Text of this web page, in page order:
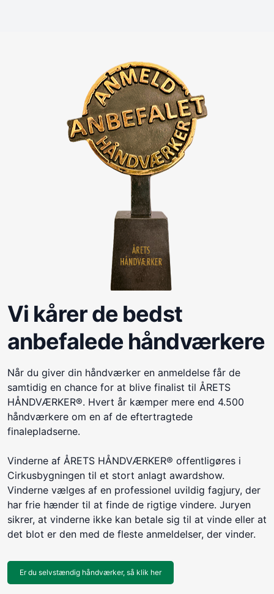
Vi kårer de bedst
anbefalede håndværkere
Når du giver din håndværker en anmeldelse får de
samtidig en chance for at blive finalist til ÅRETS
HÅNDVÆRKER®. Hvert år kæmper mere end 4.500
håndværkere om en af de eftertragtede
finalepladserne.
Vinderne af ÅRETS HÅNDVÆRKER® offentligøres i
Cirkusbygningen til et stort anlagt awardshow.
Vinderne vælges af en professionel uvildig fagjury, der
har frie hænder til at finde de rigtige vindere. Juryen
sikrer, at vinderne ikke kan betale sig til at vinde eller at
det blot er den med de fleste anmeldelser, der vinder.
Er du selvstændig håndværker, så klik her